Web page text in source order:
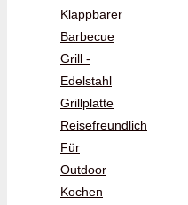
Klappbarer
Barbecue
Grill -
Edelstahl
Grillplatte
Reisefreundlich
Für
Outdoor
Kochen